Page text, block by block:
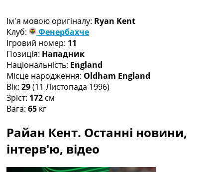
Ще Турніри >>>
Таблиці
Чемпіонат Світу. Турнирні таблиці
Таблиця УПЛ
Перша Ліга
Таблиця АПЛ
Таблиця Ла Ліги
Таблиця Ліги Чемпіонів
Всі таблиці >>>
Рейтинг країн УЄФА
Рейтинг клубів УЄФА
Рейтинг ФІФА
Телепрограма
Ім'я мовою оригіналу: Ryan Kent
Клуб:
Фенербахче
Ігровий номер: 11
Позиція: Нападник
Національність: England
Місце народження: Oldham England
Вік: 29(11 Листопада 1996)
Зріст: 172 см
Вага: 65 кг
Райан Кент. Останні новини,
інтерв'ю, відео